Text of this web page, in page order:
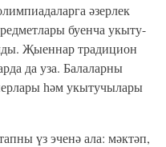
әзерлек
буенча укыту-
Җыеннар традицион
да уза. Балаларны
һәм укытучылары
үз эченә ала: мәктәп,